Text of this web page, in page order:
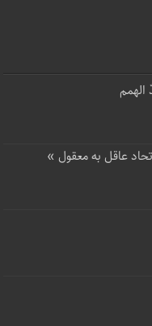
عاقل به معقول »